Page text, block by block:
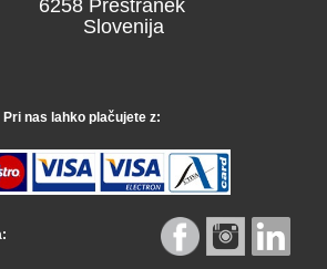
Prestranek
Slovenija
Pri nas lahko plačujete z: